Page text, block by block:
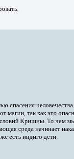
спасения
магии, так как это
Кришны. То чем
среда начинает
есть индиго дети.